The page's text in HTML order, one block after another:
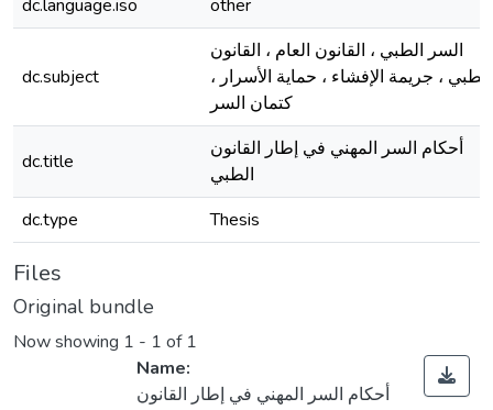
dc.language.iso
other
dc.subject
السر الطبي ، القانون العام ، القانون
الطبي ، جريمة الإفشاء ، حماية الأسرار ،
كتمان السر
dc.title
أحكام السر المهني في إطار القانون
الطبي
dc.type
Thesis
Files
Original bundle
Now showing 1 - 1 of 1
Name:
أحكام السر المهني في إطار القانون